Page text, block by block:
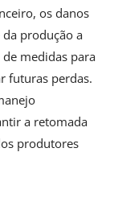
os danos
produção a
medidas para
futuras perdas.
a retomada
produtores